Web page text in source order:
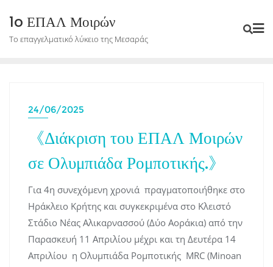
content
1o ΕΠΑΛ Μοιρών
Το επαγγελματικό λύκειο της Μεσαράς
24/06/2025
《Διάκριση του ΕΠΑΛ Μοιρών
σε Ολυμπιάδα Ρομποτικής.》
Για 4η συνεχόμενη χρονιά πραγματοποιήθηκε στο
Ηράκλειο Κρήτης και συγκεκριμένα στο Κλειστό
Στάδιο Νέας Αλικαρνασσού (Δύο Αοράκια) από την
Παρασκευή 11 Απριλίου μέχρι και τη Δευτέρα 14
Απριλίου η Ολυμπιάδα Ρομποτικής MRC (Minoan